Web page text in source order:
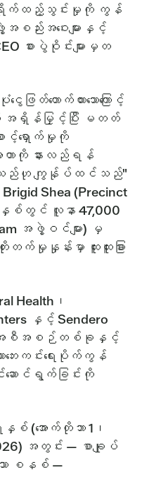
တိုက်ရိုက်ထည့်သွင်းမှုကို ကွန်
စည်းအဝေးများနှင့်
စားပွဲဝိုင်းများမှတ
ောက်ထားသောကြောင့်
အရှိန်မြှင့်ပြီး မတတ်
ောင့်ရှောက်မှုကို
ကို နားလည်ရန်
သည်ဟု ကျွန်ုပ်ထင်သည်"
Shea (Precinct
ခုနှစ်တွင် လူနာ 47,000
အဖွဲ့ဝင်များ) မှ
က်မှုနှုန်းမှာ ထူးထူးခြား
Health၊
နှင့် Sendero
ည် အစီအစဉ်တစ်ခုနှင့်
ာဘေးကင်းရေးပိုက်ကွန်
ောင်ရွက်ခြင်းကို
းနှစ် (အောက်တိုဘာ 1၊
အတွင်း — စာချုပ်
သော စနစ် —